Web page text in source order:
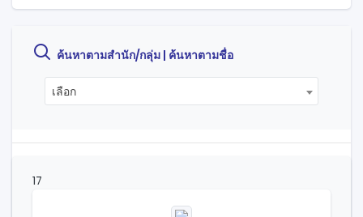
ค้นหาตามสำนัก/กลุ่ม | ค้นหาตามชื่อ
เลือก
17